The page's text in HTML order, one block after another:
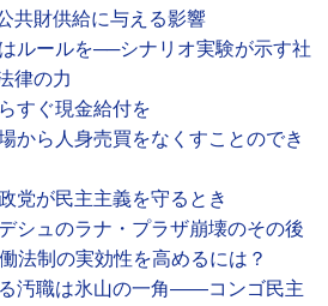
共財供給に与える影響
ルールを──シナリオ実験が示す社
律の力
すぐ現金給付を
ら人身売買をなくすことのでき
党が民主主義を守るとき
シュのラナ・プラザ崩壊のその後
制の実効性を高めるには？
汚職は氷山の一角――コンゴ民主